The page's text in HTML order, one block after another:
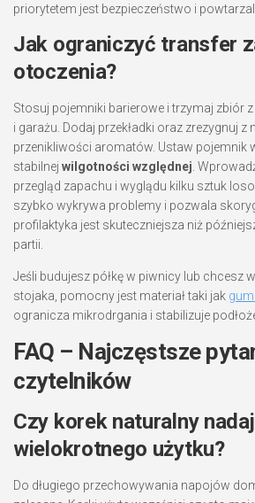
priorytetem jest bezpieczeństwo i
Jak ograniczyć transfer
otoczenia?
Stosuj pojemniki barierowe i trzymaj zbiór
i garażu. Dodaj przekładki oraz zrezygnuj z
przenikliwości aromatów. Ustaw pojemnik
stabilnej wilgotności względnej .
przegląd zapachu i wyglądu kilku sztuk
szybko wykrywa problemy i pozwala
profilaktyka jest skuteczniejsza niż
partii.
Jeśli budujesz półkę w piwnicy lub chcesz
stojaka, pomocny jest materiał taki jak
ogranicza mikrodrgania i stabilizuje
FAQ – Najczęstsze
czytelników
Czy korek naturalny
wielokrotnego użytku?
Do długiego przechowywania napojów